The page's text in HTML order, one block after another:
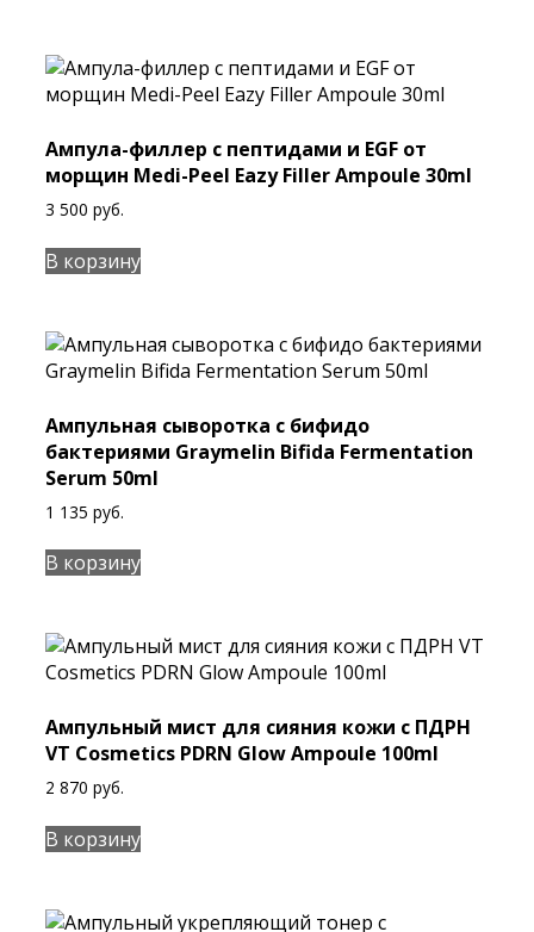
Ампула-филлер с пептидами и EGF от
морщин Medi-Peel Eazy Filler Ampoule 30ml
3 500 руб.
В корзину
Ампульная сыворотка с бифидо
бактериями Graymelin Bifida Fermentation
Serum 50ml
1 135 руб.
В корзину
Ампульный мист для сияния кожи с ПДРН
VT Cosmetics PDRN Glow Ampoule 100ml
2 870 руб.
В корзину